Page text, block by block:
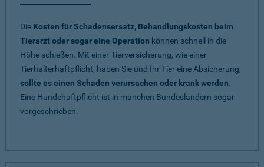
Die Kosten für Schadensersatz, Behandlungskosten beim
Tierarzt oder sogar eine Operation können schnell in die
Höhe schießen. Mit einer Tierversicherung, wie einer
Tierhalterhaftpflicht, haben Sie und Ihr Tier eine Absicherung,
sollte es einen Schaden verursachen oder krank werden.
Eine Hundehaftpflicht ist in manchen Bundesländern sogar
vorgeschrieben.